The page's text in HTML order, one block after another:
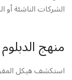
الشركات الناشئة أو
منهج الدبلوم
استكشف هيكل